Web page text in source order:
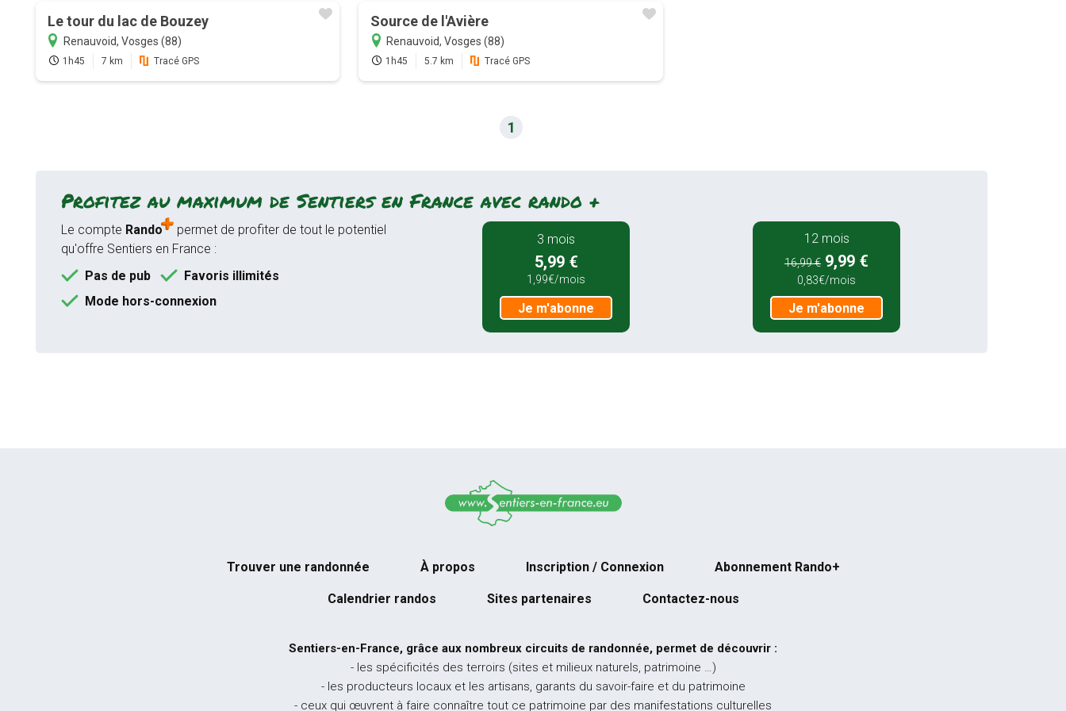
Le tour du lac de Bouzey
Renauvoid, Vosges (88)
1h45 7 km Tracé GPS
Source de l'Avière
Renauvoid, Vosges (88)
1h45 5.7 km Tracé GPS
1
Profitez au maximum de Sentiers en France avec rando +
Le compte Rando
permet de profiter de tout le potentiel
qu'offre Sentiers en France :
Pas de pub
Favoris illimités
Mode hors-connexion
3 mois
5,99 €
1,99€/mois
Je m'abonne
12 mois
16,99 € 9,99 €
0,83€/mois
Je m'abonne
Trouver une randonnée À propos Inscription / Connexion Abonnement Rando+
Calendrier randos Sites partenaires Contactez-nous
Sentiers-en-France, grâce aux nombreux circuits de randonnée, permet de découvrir :
- les spécificités des terroirs (sites et milieux naturels, patrimoine …)
- les producteurs locaux et les artisans, garants du savoir-faire et du patrimoine
- ceux qui œuvrent à faire connaître tout ce patrimoine par des manifestations culturelles